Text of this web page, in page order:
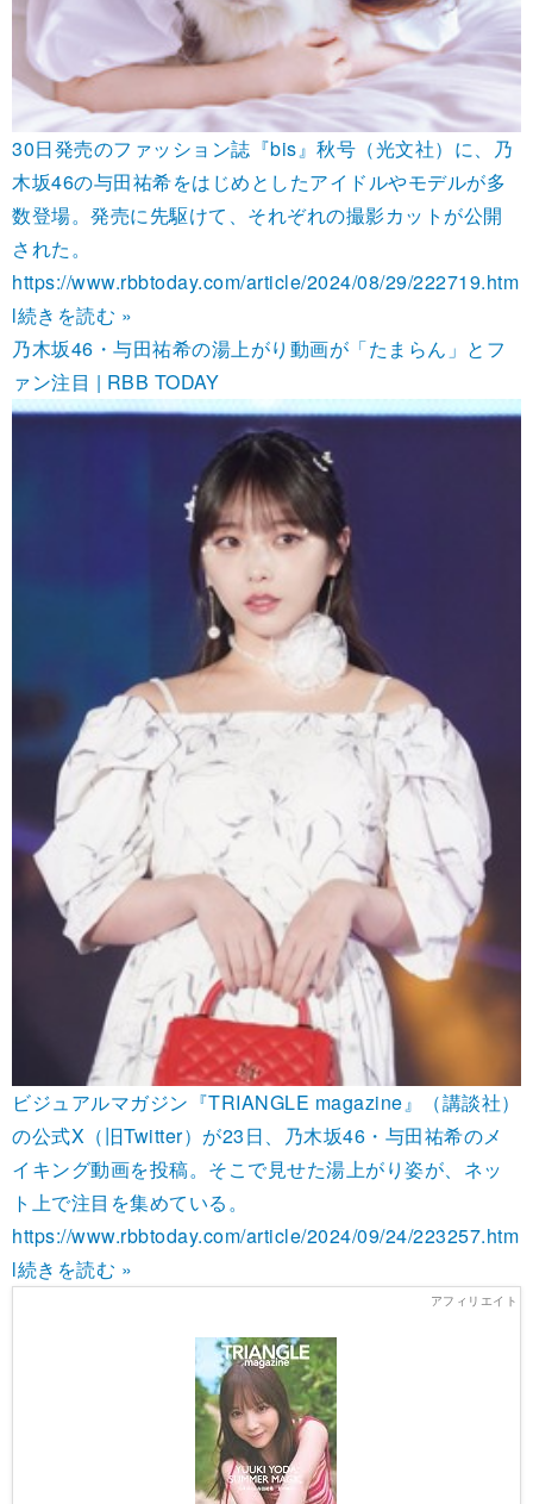
30日発売のファッション誌『bis』秋号（光文社）に、乃
木坂46の与田祐希をはじめとしたアイドルやモデルが多
数登場。発売に先駆けて、それぞれの撮影カットが公開
された。
https://www.rbbtoday.com/article/2024/08/29/222719.htm
l続きを読む »
乃木坂46・与田祐希の湯上がり動画が「たまらん」とフ
ァン注目 | RBB TODAY
ビジュアルマガジン『TRIANGLE magazine』（講談社）
の公式X（旧Twitter）が23日、乃木坂46・与田祐希のメ
イキング動画を投稿。そこで見せた湯上がり姿が、ネッ
ト上で注目を集めている。
https://www.rbbtoday.com/article/2024/09/24/223257.htm
l続きを読む »